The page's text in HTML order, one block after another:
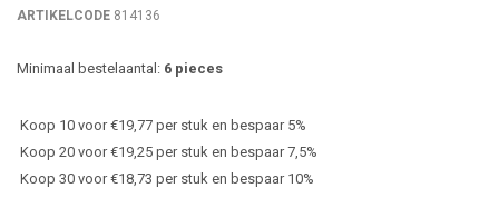
ARTIKELCODE 814136
Minimaal bestelaantal: 6 pieces
Koop 10 voor €19,77 per stuk en bespaar 5%
Koop 20 voor €19,25 per stuk en bespaar 7,5%
Koop 30 voor €18,73 per stuk en bespaar 10%